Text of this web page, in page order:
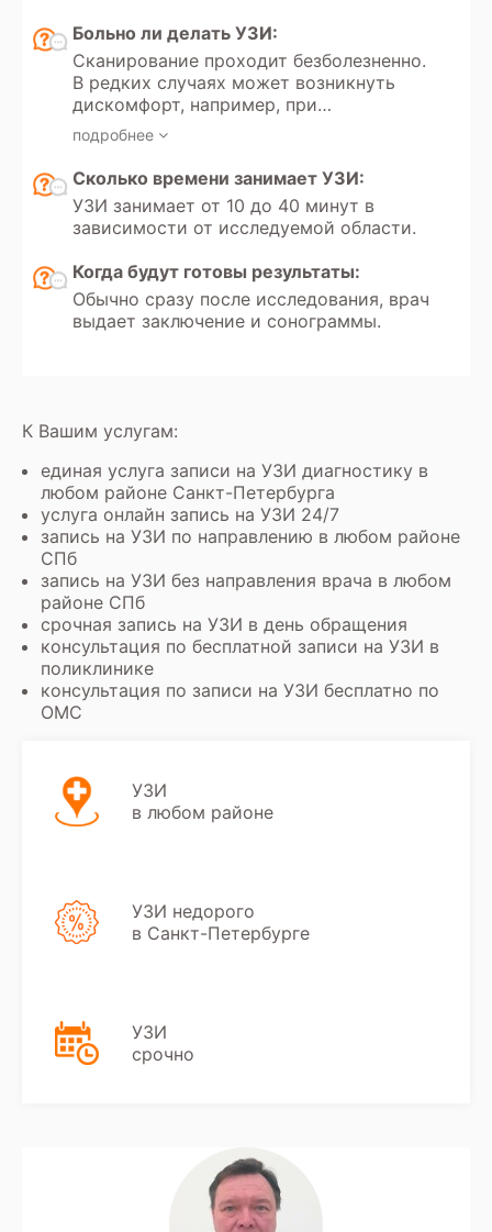
Больно ли делать УЗИ:
Сканирование проходит безболезненно.
В редких случаях может возникнуть
дискомфорт, например, при
надавливании датчиком на живот или
область с кожным воспалением.
подробнее
Сколько времени занимает УЗИ:
УЗИ занимает от 10 до 40 минут в
зависимости от исследуемой области.
Когда будут готовы результаты:
Обычно сразу после исследования, врач
выдает заключение и сонограммы.
К Вашим услугам:
единая услуга записи на УЗИ диагностику в
любом районе Санкт-Петербурга
услуга онлайн запись на УЗИ 24/7
запись на УЗИ по направлению в любом районе
СПб
запись на УЗИ без направления врача в любом
районе СПб
срочная запись на УЗИ в день обращения
консультация по бесплатной записи на УЗИ в
поликлинике
консультация по записи на УЗИ бесплатно по
ОМС
УЗИ
в любом районе
УЗИ недорого
в Санкт-Петербурге
УЗИ
срочно